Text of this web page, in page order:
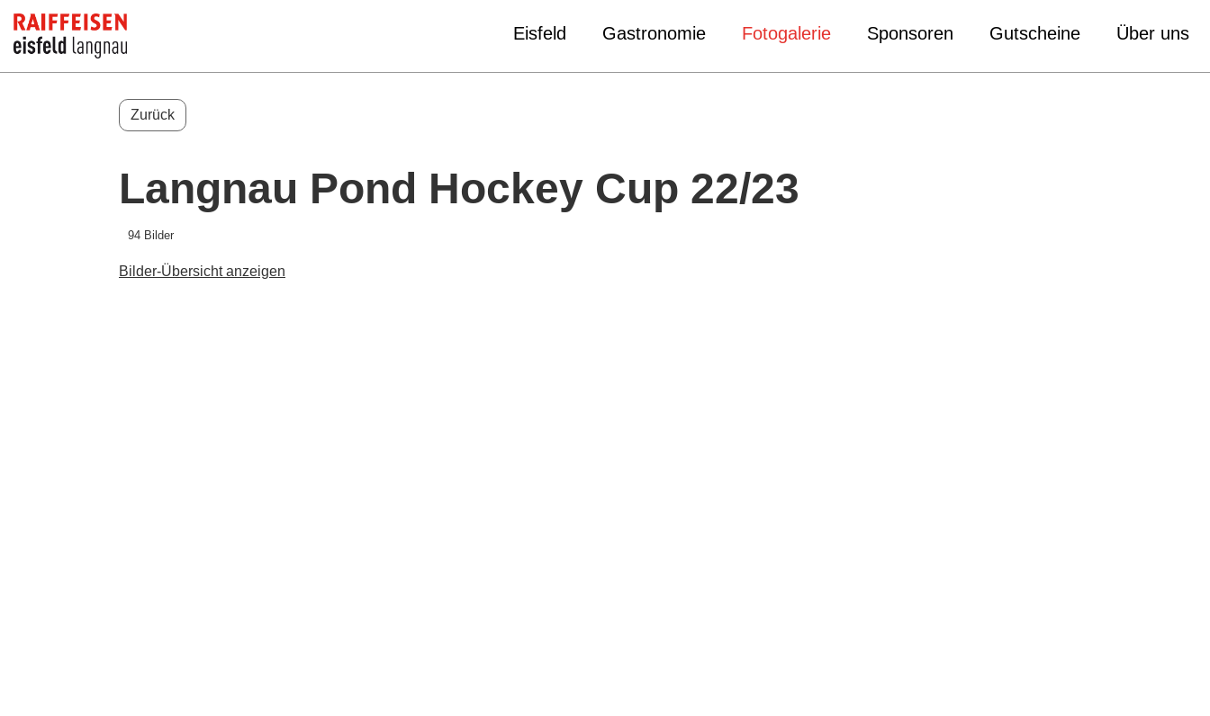
Eisfeld Gastronomie Fotogalerie Sponsoren Gutscheine Über uns
Zurück
Langnau Pond Hockey Cup 22/23
94 Bilder
Bilder-Übersicht anzeigen